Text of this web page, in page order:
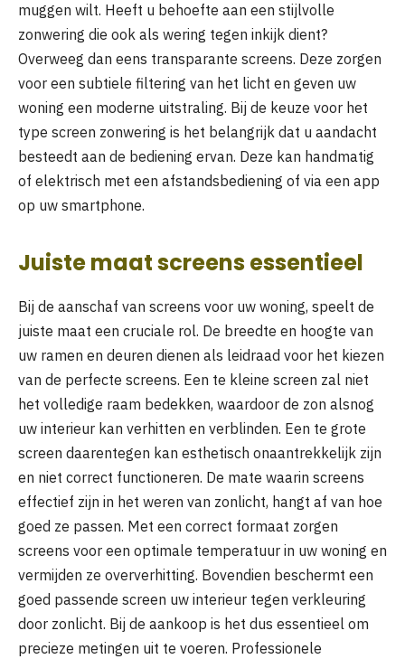
muggen wilt. Heeft u behoefte aan een stijlvolle
zonwering die ook als wering tegen inkijk dient?
Overweeg dan eens transparante screens. Deze zorgen
voor een subtiele filtering van het licht en geven uw
woning een moderne uitstraling. Bij de keuze voor het
type screen zonwering is het belangrijk dat u aandacht
besteedt aan de bediening ervan. Deze kan handmatig
of elektrisch met een afstandsbediening of via een app
op uw smartphone.
Juiste maat screens essentieel
Bij de aanschaf van screens voor uw woning, speelt de
juiste maat een cruciale rol. De breedte en hoogte van
uw ramen en deuren dienen als leidraad voor het kiezen
van de perfecte screens. Een te kleine screen zal niet
het volledige raam bedekken, waardoor de zon alsnog
uw interieur kan verhitten en verblinden. Een te grote
screen daarentegen kan esthetisch onaantrekkelijk zijn
en niet correct functioneren. De mate waarin screens
effectief zijn in het weren van zonlicht, hangt af van hoe
goed ze passen. Met een correct formaat zorgen
screens voor een optimale temperatuur in uw woning en
vermijden ze oververhitting. Bovendien beschermt een
goed passende screen uw interieur tegen verkleuring
door zonlicht. Bij de aankoop is het dus essentieel om
precieze metingen uit te voeren. Professionele